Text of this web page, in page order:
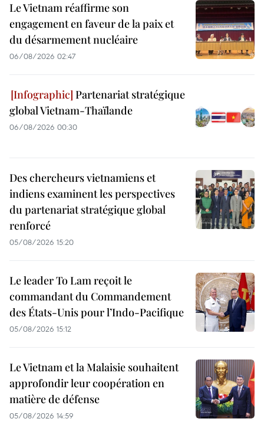
Le Vietnam réaffirme son
engagement en faveur de la paix et
du désarmement nucléaire
06/08/2026 02:47
Partenariat stratégique
global Vietnam-Thaïlande
06/08/2026 00:30
Des chercheurs vietnamiens et
indiens examinent les perspectives
du partenariat stratégique global
renforcé
05/08/2026 15:20
Le leader To Lam reçoit le
commandant du Commandement
des États-Unis pour l’Indo-Pacifique
05/08/2026 15:12
Le Vietnam et la Malaisie souhaitent
approfondir leur coopération en
matière de défense
05/08/2026 14:59